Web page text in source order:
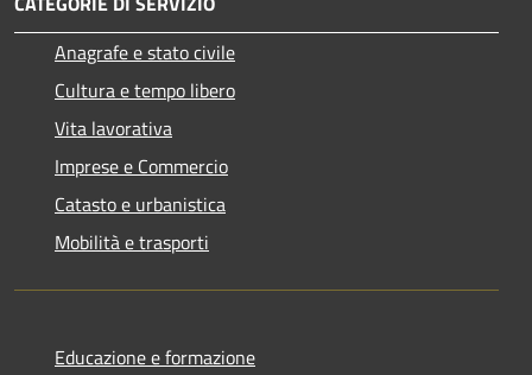
Anagrafe e stato civile
Cultura e tempo libero
Vita lavorativa
Imprese e Commercio
Catasto e urbanistica
Mobilità e trasporti
Educazione e formazione